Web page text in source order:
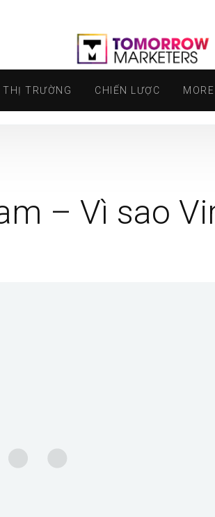
THỊ TRƯỜNG CHIẾN LƯỢC MORE
– Vì sao